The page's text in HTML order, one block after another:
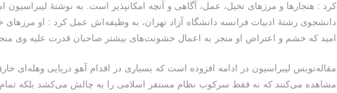
کرد : هنجارها و مرزهای تخیل، عمل، آگاهی و آنچه امکانپذیر است. به نوشتۀ لیبراسیون
دانشجوی رشتۀ ادبیات فرانسه دانشگاه آزاد تهران، به وظیفه‌اش عمل کرد : او
امید که خشم و اعتراض او منجر به اعمال خشونت‌های بیشتر صاحبان قدرت علیه وی
مقاله‌نویس لیبراسیون در ادامه افزوده است که بسیاری در اقدام آهو دریایی وهله‌ای
مشاهده می‌کنند که نه فقط سرکوب نظام مستقر اسلامی را به چالش می‌کشد بلکه تمام